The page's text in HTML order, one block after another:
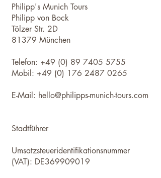
Philipp's Munich Tours
Philipp von Bock
Tölzer Str. 2D
81379 München
Telefon: +49 (0) 89 7405 5755
Mobil: +49 (0) 176 2487 0265
E-Mail: hello@philipps-munich-tours.com
Stadtführer
Umsatzsteueridentifikationsnummer
(VAT): DE369909019